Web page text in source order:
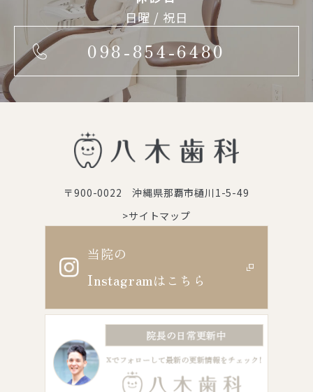
日曜 / 祝日
098-854-6480
〒900-0022 沖縄県那覇市樋川1-5-49
>サイトマップ
当院の
Instagramはこちら